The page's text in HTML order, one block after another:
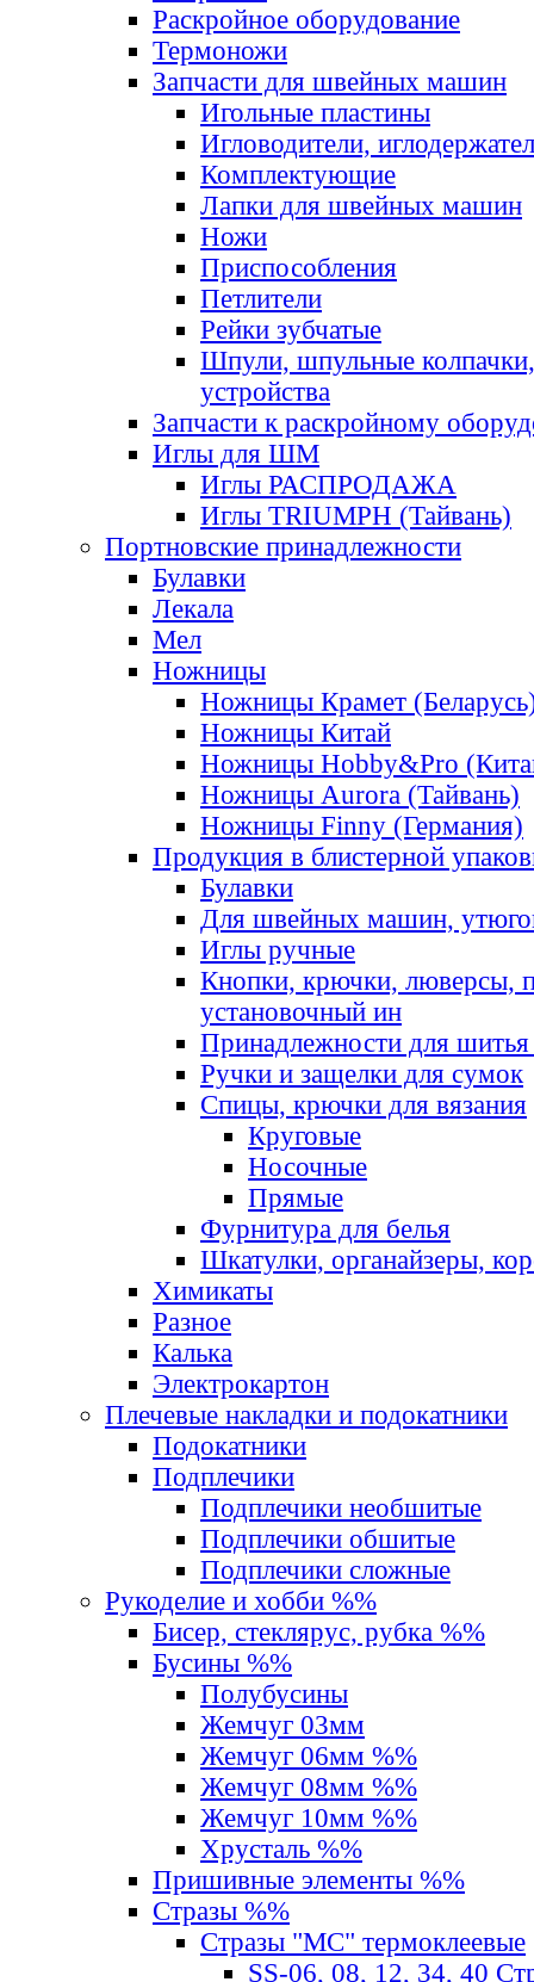
Раскройное оборудование
Термоножи
Запчасти для швейных машин
Игольные пластины
Игловодители,
Комплектующие
Лапки для швейных машин
Ножи
Приспособления
Петлители
Рейки зубчатые
Шпули, шпульные
устройства
Запчасти к раскройному
Иглы для ШМ
Иглы РАСПРОДАЖА
Иглы TRIUMPH (Тайвань)
Портновские принадлежности
Булавки
Лекала
Мел
Ножницы
Ножницы Крамет
Ножницы Китай
Ножницы Hobby&Pro
Ножницы Aurora (Тайвань)
Ножницы Finny (Германия)
Продукция в блистерной
Булавки
Для швейных машин,
Иглы ручные
Кнопки, крючки, люверсы,
установочный ин
Принадлежности для шитья
Ручки и защелки для сумок
Спицы, крючки для вязания
Круговые
Носочные
Прямые
Фурнитура для белья
Шкатулки, органайзеры,
Химикаты
Разное
Калька
Электрокартон
Плечевые накладки и подокатники
Подокатники
Подплечики
Подплечики необшитые
Подплечики обшитые
Подплечики сложные
Рукоделие и хобби %%
Бисер, стеклярус, рубка %%
Бусины %%
Полубусины
Жемчуг 03мм
Жемчуг 06мм %%
Жемчуг 08мм %%
Жемчуг 10мм %%
Хрусталь %%
Пришивные элементы %%
Стразы %%
Стразы "MС" термоклеевые
SS-06, 08, 12, 34, 40